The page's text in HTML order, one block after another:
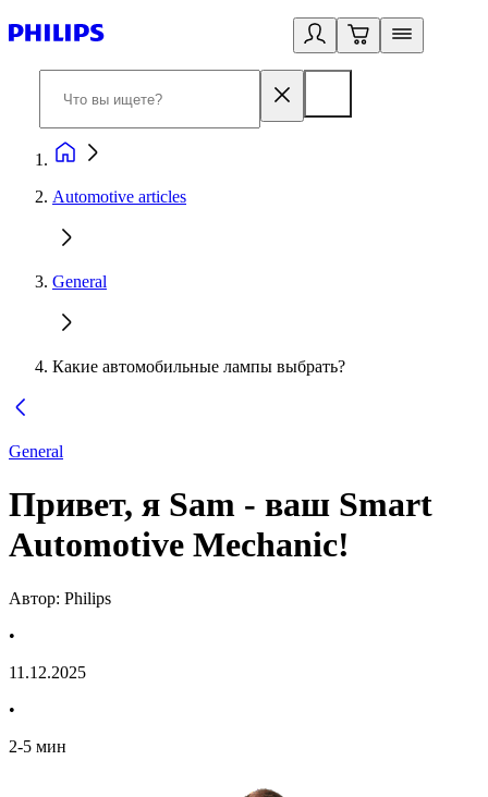
Automotive articles
General
Какие автомобильные лампы выбрать?
General
Привет, я Sam - ваш Smart
Automotive Mechanic!
Автор: Philips
•
11.12.2025
•
2-5 мин